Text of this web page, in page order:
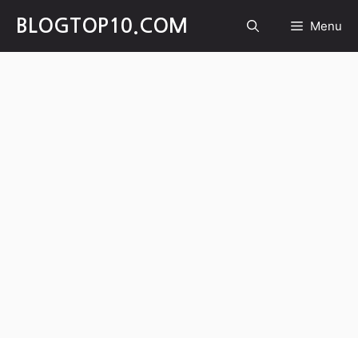
content
BLOGTOP10.COM Menu